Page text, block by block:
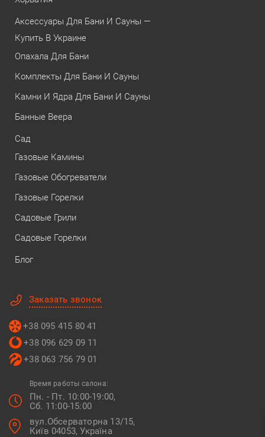
Аксессуары Для Бани И Сауны —
Купить В Украине
Опахала Для Бани
Комплекты Для Бани И Сауны
Камни И Ядра Для Бани И Сауны
Банные Веера
Сад
Газовые Камины
Газовые Обогреватели
Газовые Горелки
Садовые Грили
Садовые Горелки
Блог
Заказать звонок
+38 095 415 80 41
+38 096 629 09 11
+38 063 756 79 01
Время работы салона:
Пн. - Пт. 10:00-19:00,
Сб. 11:00-15:00
вул.Обсерваторна 13/15,
Київ 04053, Україна